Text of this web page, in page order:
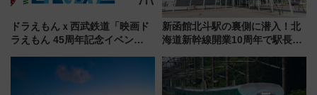
ドラえもんｘ西武鉄道「映画ド
ラえもん 45周年記念イベン
電車やクイズ・スタンプラリー
新函館北斗駅の裏側に潜入！北
海道新幹線開業10周年で駅長
ト 参加方法や体験内容を紹介